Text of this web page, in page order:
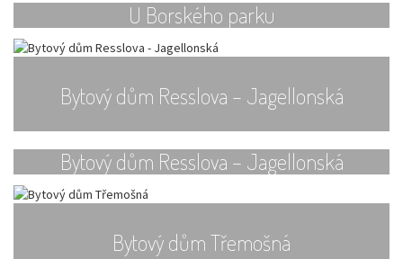
U Borského parku
Bytový dům Resslova – Jagellonská
Bytový dům Resslova – Jagellonská
Bytový dům Třemošná